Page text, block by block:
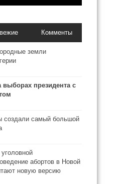
Комменты
земли
выборах президента с
создали самый большой
абортов в Новой
новую версию